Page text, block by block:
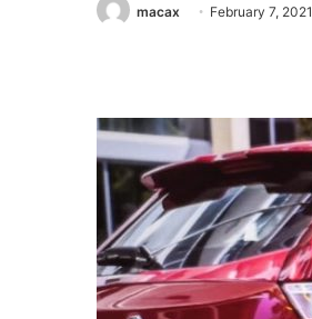
macax February 7, 2021